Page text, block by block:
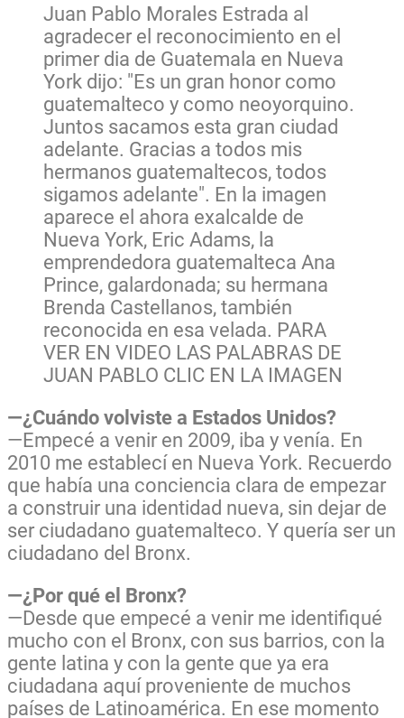
Juan Pablo Morales Estrada al
agradecer el reconocimiento en el
primer dia de Guatemala en Nueva
York dijo: "Es un gran honor como
guatemalteco y como neoyorquino.
Juntos sacamos esta gran ciudad
adelante. Gracias a todos mis
hermanos guatemaltecos, todos
sigamos adelante". En la imagen
aparece el ahora exalcalde de
Nueva York, Eric Adams, la
emprendedora guatemalteca Ana
Prince, galardonada; su hermana
Brenda Castellanos, también
reconocida en esa velada. PARA
VER EN VIDEO LAS PALABRAS DE
JUAN PABLO CLIC EN LA IMAGEN
—¿Cuándo volviste a Estados Unidos?
—Empecé a venir en 2009, iba y venía. En
2010 me establecí en Nueva York. Recuerdo
que había una conciencia clara de empezar
a construir una identidad nueva, sin dejar de
ser ciudadano guatemalteco. Y quería ser un
ciudadano del Bronx.
—¿Por qué el Bronx?
—Desde que empecé a venir me identifiqué
mucho con el Bronx, con sus barrios, con la
gente latina y con la gente que ya era
ciudadana aquí proveniente de muchos
países de Latinoamérica. En ese momento